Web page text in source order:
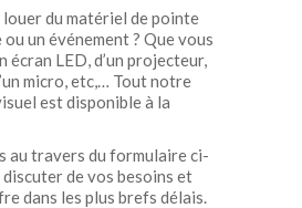
du matériel de pointe
un événement ? Que vous
écran LED, d’un projecteur,
micro, etc,… Tout notre
est disponible à la
au travers du formulaire ci-
discuter de vos besoins et
dans les plus brefs délais.